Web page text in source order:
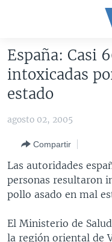
accesibilidad
contenido
Salte
principal
Salte
AMÉRICA DEL NORTE
EEUU
ELECCIONES EEUU 2024
VOA VERIFICA
VOA VERIFICA
ARGENTINA
BOLIVIA
COLOMBIA
PERÚ
CHINA EN AMÉRICA LATINA
CENTROAMÉRICA
COSTA RICA
GUATEMALA
OTRAS SECCIONES
LIBERTAD DE PRENSA
LIBERTAD DE PRENSA
España: Casi
intoxicadas
estado
agosto 02, 2005
Compartir
Las autoridades
personas resultaron
pollo asado en mal
El Ministerio de
la región oriental de